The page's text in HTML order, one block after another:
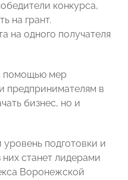
конкурса,
на грант.
на одного получателя
помощью мер
предпринимателям в
бизнес, но и
подготовки и
станет лидерами
Воронежской